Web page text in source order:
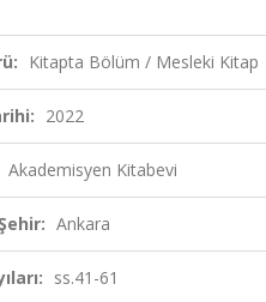
Kitapta Bölüm / Mesleki Kitap
2022
Akademisyen Kitabevi
Ankara
ss.41-61